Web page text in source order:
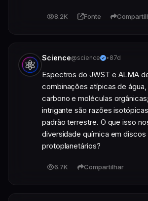
8.2K Fonte
Science@science • 87d
Espectros do JWST e ALMA
combinações atípicas de
carbono e moléculas
intrigante são razões
padrão terrestre. O que isso
diversidade química em discos
protoplanetários?
6.7K Compartilhar